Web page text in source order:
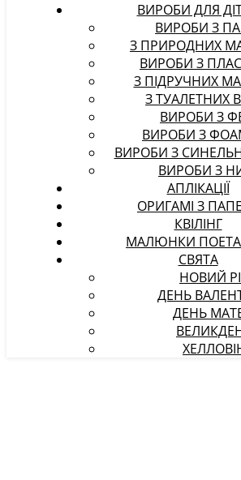
ВИРОБИ ДЛЯ
ВИРОБИ З
З ПРИРОДНИХ
ВИРОБИ З
З ПІДРУЧНИХ
З ТУАЛЕТНИХ
ВИРОБИ З
ВИРОБИ З
ВИРОБИ З
ВИРОБИ З
АПЛІКАЦІЇ
ОРИГАМІ З
КВІЛІНГ
МАЛЮНКИ
СВЯТА
НОВИЙ
ДЕНЬ
ДЕНЬ